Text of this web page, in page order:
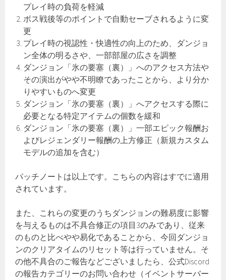
プレイ時の負荷を軽減
ボス戦後等のポイントで自動セーブされるように変
更
プレイ時の視認性・快適性の向上のため、ダンジョ
ン全体の明るさや、一部部屋の広さを調整
ダンジョン「氷の要塞（裏）」へのアクセス方法や
その演出がやや不明瞭であったことから、より分か
りやすいものへ変更
ダンジョン「氷の要塞（裏）」へアクセスする際に
必要となる特定アイテムの個数を緩和
ダンジョン「氷の要塞（裏）」一部エピック報酬お
よびレジェンダリー報酬の上方修正（新規カスタム
モデルの追加を含む）
パッチノートは以上です。こちらの内容はすでに適用
されています。
また、これらの変更のうちダンジョンの難易度に影響
を与えるものは不具合修正の項目3のみであり、従来
のものと比べやや易化であることから、今回ダンジョ
ンのクリアタイムのリセット等は行っていません。そ
の他不具合のご報告などございましたら、公式Discord
の報告カテゴリーのお問い合わせ（イベントサーバー